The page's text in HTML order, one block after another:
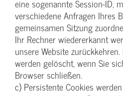
eine sogenannte Session-ID,
verschiedene Anfragen Ihres
gemeinsamen Sitzung
Ihr Rechner wiedererkannt
unsere Website
werden gelöscht, wenn Sie
Browser schließen.
c) Persistente Cookies